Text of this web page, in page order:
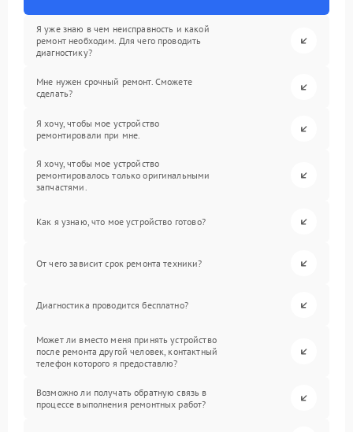
Я уже знаю в чем неисправность и какой
ремонт необходим. Для чего проводить
диагностику?
Мне нужен срочный ремонт. Сможете
сделать?
Я хочу, чтобы мое устройство
ремонтировали при мне.
Я хочу, чтобы мое устройство
ремонтировалось только оригинальными
запчастями.
Как я узнаю, что мое устройство готово?
От чего зависит срок ремонта техники?
Диагностика проводится бесплатно?
Может ли вместо меня принять устройство
после ремонта другой человек, контактный
телефон которого я предоставлю?
Возможно ли получать обратную связь в
процессе выполнения ремонтных работ?